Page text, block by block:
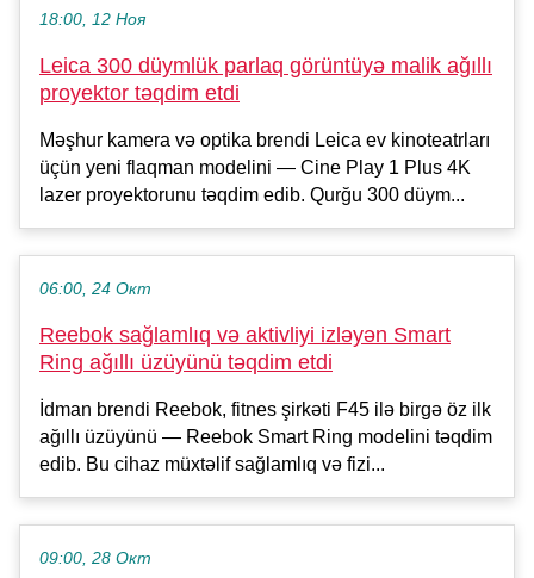
18:00, 12 Ноя
Leica 300 düymlük parlaq görüntüyə malik ağıllı
proyektor təqdim etdi
Məşhur kamera və optika brendi Leica ev kinoteatrları
üçün yeni flaqman modelini — Cine Play 1 Plus 4K
lazer proyektorunu təqdim edib. Qurğu 300 düym...
06:00, 24 Окт
Reebok sağlamlıq və aktivliyi izləyən Smart
Ring ağıllı üzüyünü təqdim etdi
İdman brendi Reebok, fitnes şirkəti F45 ilə birgə öz ilk
ağıllı üzüyünü — Reebok Smart Ring modelini təqdim
edib. Bu cihaz müxtəlif sağlamlıq və fizi...
09:00, 28 Окт